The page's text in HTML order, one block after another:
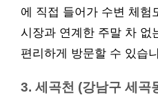
에 직접 들어가 수변 체험
시장과 연계한 주말 차 없
편리하게 방문할 수 있습
3. 세곡천 (강남구 세곡